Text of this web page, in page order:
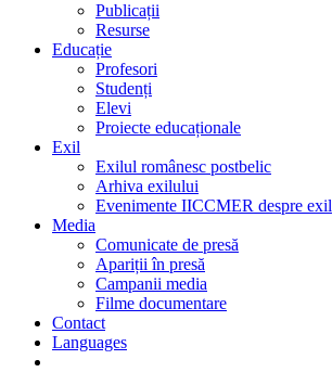
Publicații
Resurse
Educație
Profesori
Studenți
Elevi
Proiecte educaționale
Exil
Exilul românesc postbelic
Arhiva exilului
Evenimente IICCMER despre exil
Media
Comunicate de presă
Apariții în presă
Campanii media
Filme documentare
Contact
Languages